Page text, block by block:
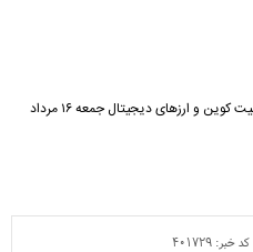
قیمت بیت کوین و ارز‌های دیجیتال جمعه ۱۶ مرداد
کد خبر: ۴۰۱۷۲۹